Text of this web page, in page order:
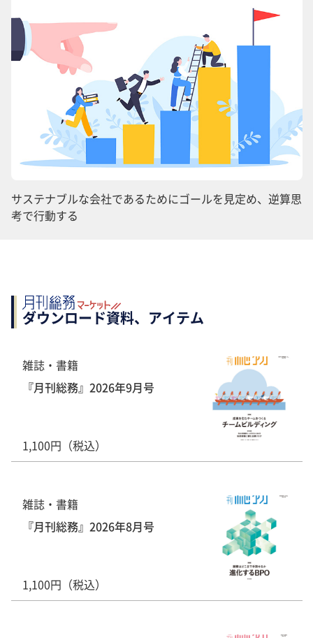
サステナブルな会社であるためにゴールを見定め、逆算思
考で行動する
ダウンロード資料、アイテム
雑誌・書籍
『月刊総務』2026年9月号
1,100円（税込）
雑誌・書籍
『月刊総務』2026年8月号
1,100円（税込）